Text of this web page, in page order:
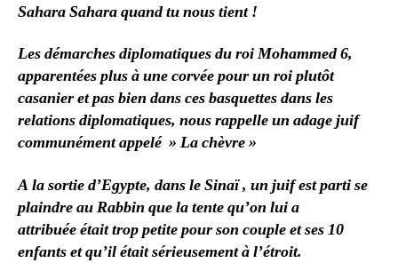
Sahara Sahara quand tu nous tient !
Les démarches diplomatiques du roi Mohammed 6,
apparentées plus à une corvée pour un roi plutôt
casanier et pas bien dans ces basquettes dans les
relations diplomatiques, nous rappelle un adage juif
communément appelé » La chèvre »
A la sortie d’Egypte, dans le Sinaï , un juif est parti se
plaindre au Rabbin que la tente qu’on lui a
attribuée était trop petite pour son couple et ses 10
enfants et qu’il était sérieusement à l’étroit.